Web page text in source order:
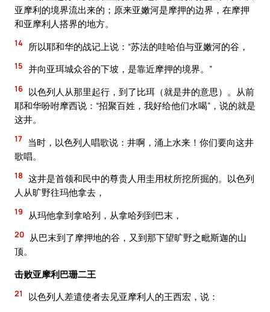
亚摩利的境界流出来的；原来亚嫩河是摩押的边界，在摩押
和亚摩利人搭界的地方。
14 所以耶和华的战记上说：“苏法的哇哈伯与亚嫩河的谷，
15 并向亚珥城众谷的下坡，是靠近摩押的境界。”
16 以色列人从那里起行，到了比珥（就是井的意思）。从前
耶和华吩咐摩西说：“招聚百姓，我好给他们水喝”，说的就是
这井。
17 当时，以色列人唱歌说：井啊，涌上水来！你们要向这井
歌唱。
18 这井是首领和民中的尊贵人用圭用杖所挖所掘的。以色列
人从旷野往玛他拿去，
19 从玛他拿到拿哈列，从拿哈列到巴末，
20 从巴末到了摩押地的谷，又到那下望旷野之毗斯迦的山
顶。
击败亚摩利巴珊二王
21 以色列人差遣使者去见亚摩利人的王西宏，说：